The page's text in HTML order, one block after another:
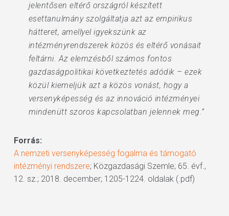
jelentősen eltérő országról készített
esettanulmány szolgáltatja azt az empirikus
hátteret, amellyel igyekszünk az
intézményrendszerek közös és eltérő vonásait
feltárni. Az elemzésből számos fontos
gazdaságpolitikai következtetés adódik – ezek
közül kiemeljük azt a közös vonást, hogy a
versenyképesség és az innováció intézményei
mindenütt szoros kapcsolatban jelennek meg.”
Forrás:
A nemzeti versenyképesség fogalma és támogató
intézményi rendszere; Közgazdasági Szemle; 65. évf.,
12. sz.; 2018. december; 1205-1224. oldalak (.pdf)